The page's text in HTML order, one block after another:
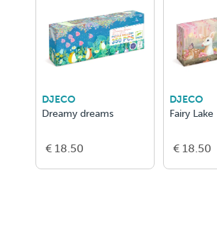
DJECO
Dreamy dreams
€ 18.50
DJECO
Fairy Lake
€ 18.50